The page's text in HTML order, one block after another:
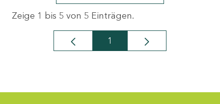
Zeige 1 bis 5 von 5 Einträgen.
Seite
1